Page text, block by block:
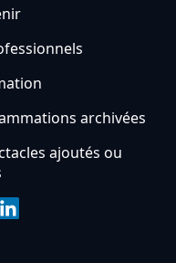
archivées
ajoutés ou